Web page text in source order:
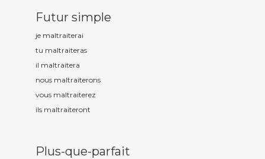
Futur simple
je maltraiterai
tu maltraiteras
il maltraitera
nous maltraiterons
vous maltraiterez
ils maltraiteront
Plus-que-parfait